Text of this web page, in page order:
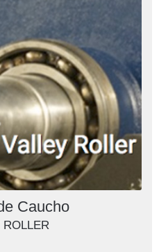
Caucho
ROLLER